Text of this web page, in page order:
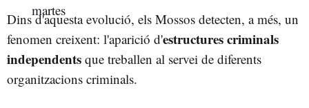
Dins d'aquesta evolució, els Mossos detecten, a més, un
fenomen creixent: l'aparició d'estructures criminals
independents que treballen al servei de diferents
organitzacions criminals.